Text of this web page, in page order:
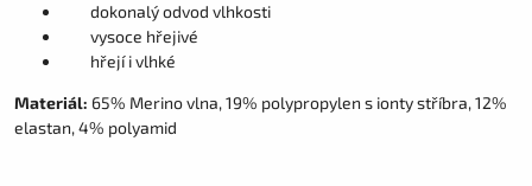
dokonalý odvod vlhkosti
vysoce hřejivé
hřejí i vlhké
Materiál: 65% Merino vlna, 19% polypropylen s ionty stříbra, 12%
elastan, 4% polyamid